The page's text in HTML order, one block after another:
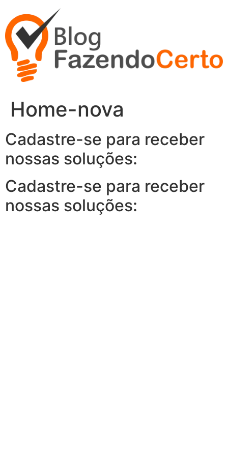
para
conteúdo
Home-nova
Cadastre-se para receber
nossas soluções:
Cadastre-se para receber
nossas soluções: